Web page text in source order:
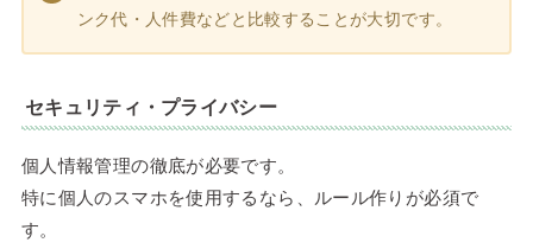
ンク代・人件費などと比較することが大切です。
セキュリティ・プライバシー
個人情報管理の徹底が必要です。
特に個人のスマホを使用するなら、ルール作りが必須で
す。